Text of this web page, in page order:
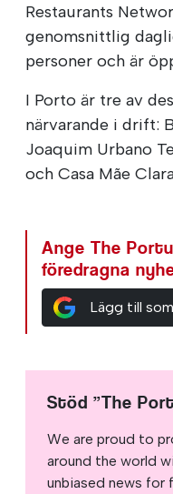
Restaurants
genomsnittlig
personer och är
I Porto är tre av
närvarande i drift:
Joaquim Urbano
och Casa Mãe
Ange The
föredragna
Lägg till
Stöd ”The
We are proud to
around the world
unbiased news for